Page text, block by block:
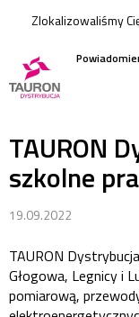
Zlokalizowaliśmy
TAURON
szkolne
19.09.2022
TAURON
Głogowa, Legnicy i
pomiarową,